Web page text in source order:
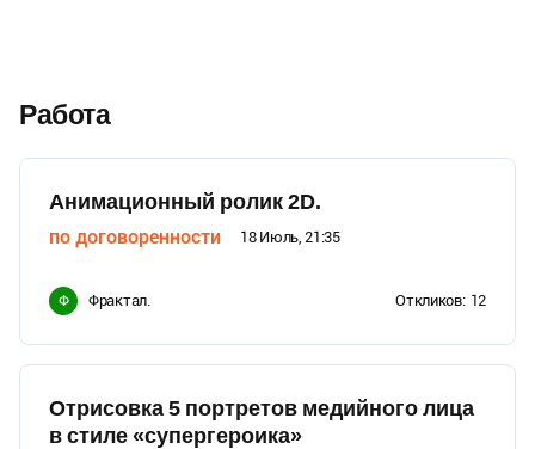
Работа
Анимационный ролик 2D.
по договоренности 18 Июль, 21:35
Ф Фрактал. Откликов: 12
Отрисовка 5 портретов медийного лица
в стиле «супергероика»